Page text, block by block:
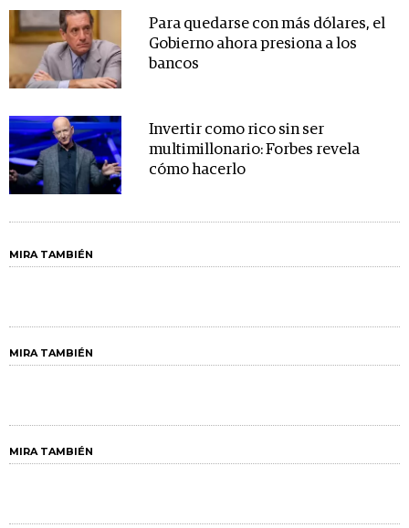
Para quedarse con más dólares, el
Gobierno ahora presiona a los
bancos
Invertir como rico sin ser
multimillonario: Forbes revela
cómo hacerlo
MIRA TAMBIÉN
MIRA TAMBIÉN
MIRA TAMBIÉN